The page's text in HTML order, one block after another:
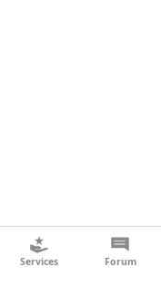
Services Forum